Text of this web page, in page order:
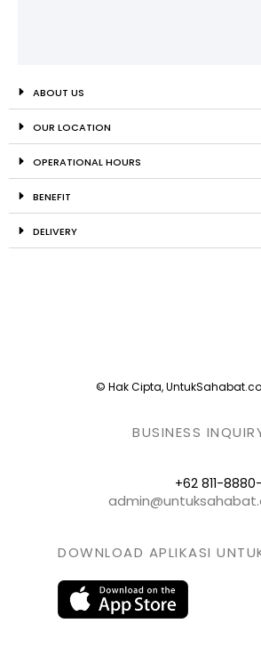
ABOUT US
OUR LOCATION
OPERATIONAL HOURS
BENEFIT
DELIVERY
© Hak Cipta,
BUSINESS
+62 811-
DOWNLOAD APLIKASI